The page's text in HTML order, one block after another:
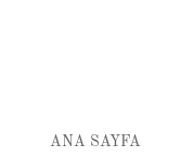
ANA SAYFA